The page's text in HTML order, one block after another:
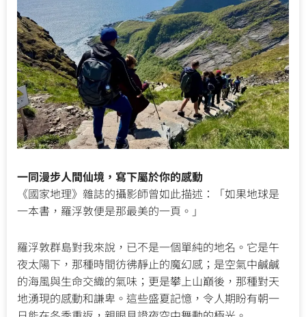
一同漫步人間仙境，寫下屬於你的感動
《國家地理》雜誌的攝影師曾如此描述：「如果地球是
一本書，羅浮敦便是那最美的一頁。」
羅浮敦群島對我來說，已不是一個單純的地名。它是午
夜太陽下，那種時間彷彿靜止的魔幻感；是空氣中鹹鹹
的海風與生命交織的氣味；更是攀上山巔後，那種對天
地湧現的感動和謙卑。這些盛夏記憶，令人期盼有朝一